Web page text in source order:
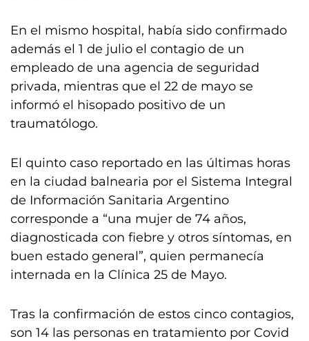
En el mismo hospital, había sido confirmado
además el 1 de julio el contagio de un
empleado de una agencia de seguridad
privada, mientras que el 22 de mayo se
informó el hisopado positivo de un
traumatólogo.
El quinto caso reportado en las últimas horas
en la ciudad balnearia por el Sistema Integral
de Información Sanitaria Argentino
corresponde a “una mujer de 74 años,
diagnosticada con fiebre y otros síntomas, en
buen estado general”, quien permanecía
internada en la Clínica 25 de Mayo.
Tras la confirmación de estos cinco contagios,
son 14 las personas en tratamiento por Covid